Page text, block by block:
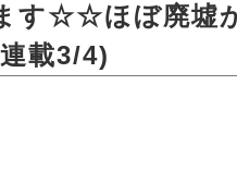
☆☆ほぼ廃墟か
載3/4)